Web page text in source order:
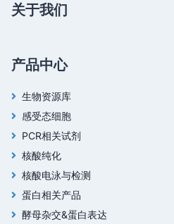
关于我们
产品中心
生物资源库
感受态细胞
PCR相关试剂
核酸纯化
核酸电泳与检测
蛋白相关产品
酵母杂交&蛋白表达